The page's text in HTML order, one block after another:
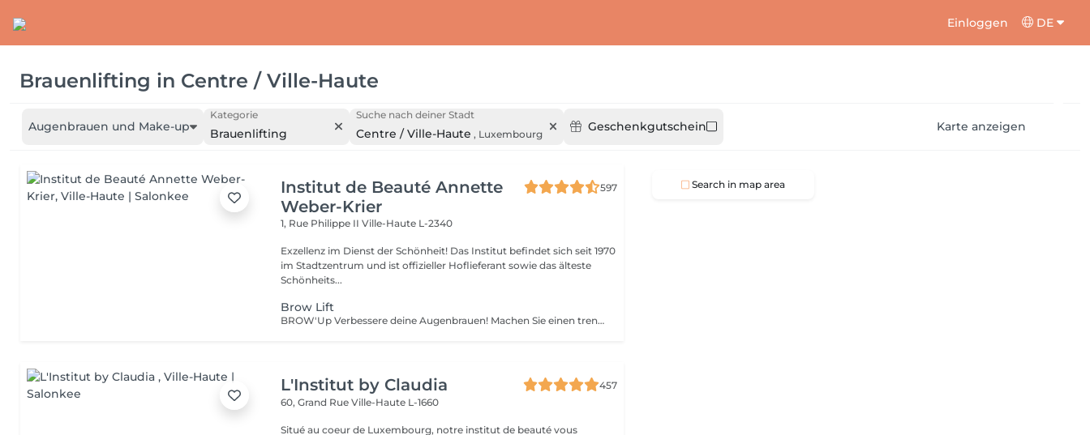
Einloggen DE
Brauenlifting in Centre / Ville-Haute
Augenbrauen und Make-up
Kategorie
Brauenlifting
Suche nach deiner Stadt
Centre / Ville-Haute , Luxembourg
Geschenkgutschein Karte anzeigen
Institut de Beauté Annette
Weber-Krier
597
1, Rue Philippe IIVille-Haute L-2340
Exzellenz im Dienst der Schönheit! Das Institut befindet sich seit 1970
im Stadtzentrum und ist offizieller Hoflieferant sowie das älteste
Schönheits...
Brow Lift
BROW'Up Verbessere deine Augenbrauen! Machen Sie einen trendigen Look! Schauen Sie sich diesen neuesten Trend an! Das Prinzip besteht darin, die Bewegung Ihrer Haare dauerhaft (+/- 6 Wochen) zu verändern, indem Sie sie nach oben heben und / oder in ihrer natürlichen Bewegung. Warum ? Die Augenbrauen sind offener, dichter und öffnen die Augen erheblich. Das von den größten Maskenbildnern weit verbreitete Styling der Augenbrauen nach oben hat einen echten Einfluss auf die Augen, die angehoben und verstärkt zu sein scheinen. Auch in Lateinamerika und Asien weit verbreitet, da die Haare nach unten fallen. Diese Technik ermöglicht es ihnen, diszipliniert zu werden, um eine harmonische Linie zu erhalten. Sehr nützlich auch für Augenbrauen, die sich kräuseln, schlechte Falten nehmen oder zu lang sind. Ziel ist es, sie in die bestmögliche Richtung zu lenken. Meine Herren, diese Technik eignet sich möglicherweise auch für Sie, um Volumen zu disziplinieren! Erhabene Ehe mit 3D / HD Brow Dye
L'Institut by Claudia
457
60, Grand RueVille-Haute L-1660
Situé au coeur de Luxembourg, notre institut de beauté vous
Search in map area